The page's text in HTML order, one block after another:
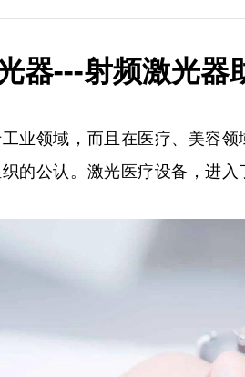
器---射频激光器
业领域，而且在医疗、美容
的公认。激光医疗设备，进入